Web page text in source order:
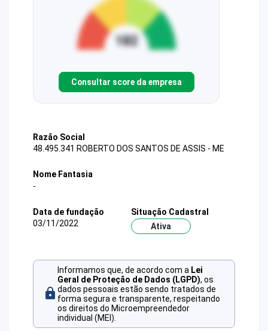
Consultar score da empresa
Razão Social
48.495.341 ROBERTO DOS SANTOS DE ASSIS - ME
Nome Fantasia
-
Data de fundação
03/11/2022
Situação Cadastral
Ativa
Informamos que, de acordo com a Lei
Geral de Proteção de Dados (LGPD), os
dados pessoais estão sendo tratados de
forma segura e transparente, respeitando
os direitos do Microempreendedor
individual (MEI).